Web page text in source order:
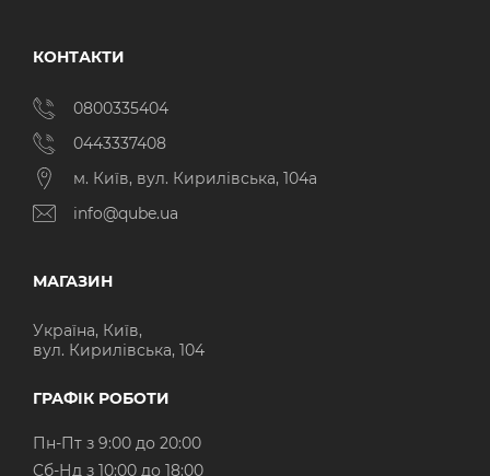
КОНТАКТИ
0800335404
0443337408
м. Київ, вул. Кирилівська, 104а
info@qube.ua
МАГАЗИН
Україна, Київ,
вул. Кирилівська, 104
ГРАФІК РОБОТИ
Пн-Пт з 9:00 до 20:00
Cб-Нд з 10:00 до 18:00